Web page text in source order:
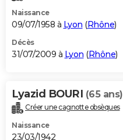
Naissance
09/07/1958 à Lyon (Rhône)
Décès
31/07/2009 à Lyon (Rhône)
Lyazid BOURI (65 ans)
Créer une cagnotte obsèques
Naissance
23/03/1942